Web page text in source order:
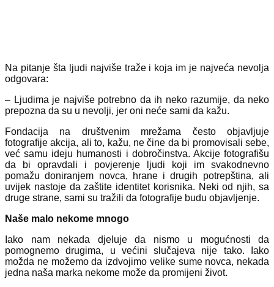
Na pitanje šta ljudi najviše traže i koja im je najveća nevolja
odgovara:
– Ljudima je najviše potrebno da ih neko razumije, da neko
prepozna da su u nevolji, jer oni neće sami da kažu.
Fondacija na društvenim mrežama često objavljuje
fotografije akcija, ali to, kažu, ne čine da bi promovisali sebe,
već samu ideju humanosti i dobročinstva. Akcije fotografišu
da bi opravdali i povjerenje ljudi koji im svakodnevno
pomažu doniranjem novca, hrane i drugih potrepština, ali
uvijek nastoje da zaštite identitet korisnika. Neki od njih, sa
druge strane, sami su tražili da fotografije budu objavljenje.
Naše malo nekome mnogo
Iako nam nekada djeluje da nismo u mogućnosti da
pomognemo drugima, u većini slučajeva nije tako. Iako
možda ne možemo da izdvojimo velike sume novca, nekada
jedna naša marka nekome može da promijeni život.